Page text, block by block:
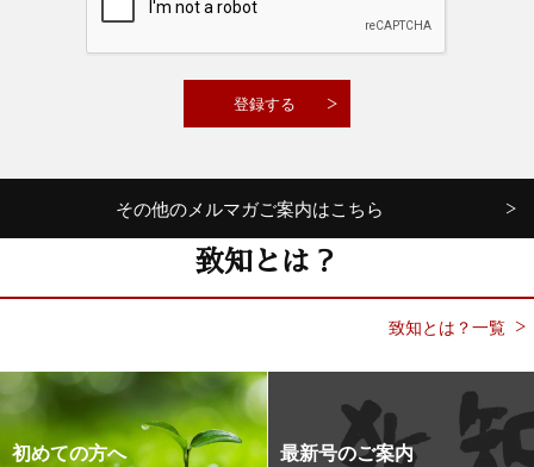
その他のメルマガご案内はこちら
致知とは？
致知とは？一覧
初めての方へ 最新号のご案内